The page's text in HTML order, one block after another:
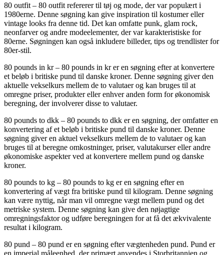
80 outfit – 80 outfit refererer til tøj og mode, der var populært i
1980erne. Denne søgning kan give inspiration til kostumer eller
vintage looks fra denne tid. Det kan omfatte punk, glam rock,
neonfarver og andre modeelementer, der var karakteristiske for
80erne. Søgningen kan også inkludere billeder, tips og trendlister for
80er-stil.
80 pounds in kr – 80 pounds in kr er en søgning efter at konvertere
et beløb i britiske pund til danske kroner. Denne søgning giver den
aktuelle vekselkurs mellem de to valutaer og kan bruges til at
omregne priser, produkter eller enhver anden form for økonomisk
beregning, der involverer disse to valutaer.
80 pounds to dkk – 80 pounds to dkk er en søgning, der omfatter en
konvertering af et beløb i britiske pund til danske kroner. Denne
søgning giver en aktuel vekselkurs mellem de to valutaer og kan
bruges til at beregne omkostninger, priser, valutakurser eller andre
økonomiske aspekter ved at konvertere mellem pund og danske
kroner.
80 pounds to kg – 80 pounds to kg er en søgning efter en
konvertering af vægt fra britiske pund til kilogram. Denne søgning
kan være nyttig, når man vil omregne vægt mellem pund og det
metriske system. Denne søgning kan give den nøjagtige
omregningsfaktor og udføre beregningen for at få det ækvivalente
resultat i kilogram.
80 pund – 80 pund er en søgning efter vægtenheden pund. Pund er
en imperial måleenhed, der primært anvendes i Storbritannien og